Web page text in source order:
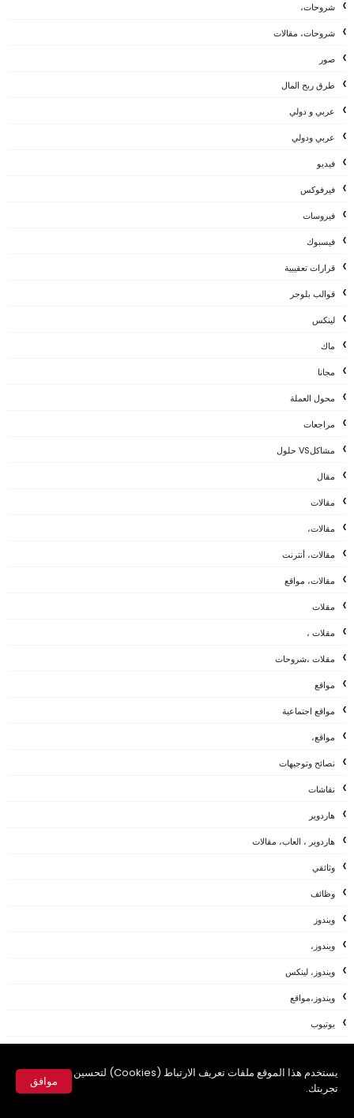
يستخدم هذا الموقع ملفات تعريف الارتباط (Cookies) لتحسين
تجربتك.
موافق
شروحات،
شروحات، مقالات
صور
طرق ربح المال
عربي و دولي
عربي ودولي
فيديو
فيرفوكس
فيروسات
فيسبوك
قرارات تعقيبية
قوالب بلوجر
لينكس
ماك
مجانا
محول العملة
مراجعات
مشاكلVS حلول
مقال
مقالات
مقالات،
مقالات، أنترنت
مقالات، مواقع
مقلات
مقلات ،
مقلات ،شروحات
مواقع
مواقع اجتماعية
مواقع،
نصائح وتوجيهات
نقاشات
هاردوير
هاردوير ، العاب، مقالات
وثائقي
وظائف
ويندوز
ويندوز،
ويندوز، لينكس
ويندوز،مواقع
يوتيوب
ANDROID